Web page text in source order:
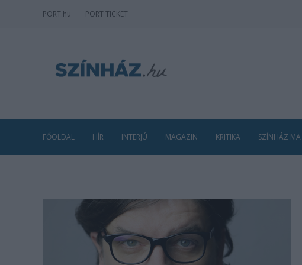
PORT.hu PORT TICKET
FŐOLDAL HÍR INTERJÚ MAGAZIN KRITIKA SZÍNHÁZ MA